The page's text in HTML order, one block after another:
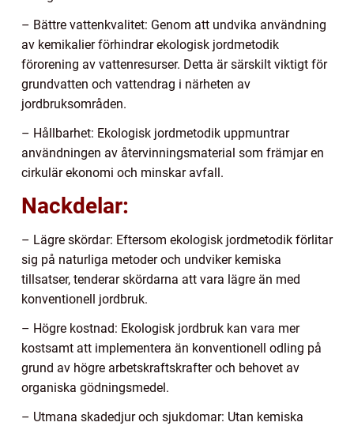
– Bättre vattenkvalitet: Genom att undvika användning
av kemikalier förhindrar ekologisk jordmetodik
förorening av vattenresurser. Detta är särskilt viktigt för
grundvatten och vattendrag i närheten av
jordbruksområden.
– Hållbarhet: Ekologisk jordmetodik uppmuntrar
användningen av återvinningsmaterial som främjar en
cirkulär ekonomi och minskar avfall.
Nackdelar:
– Lägre skördar: Eftersom ekologisk jordmetodik förlitar
sig på naturliga metoder och undviker kemiska
tillsatser, tenderar skördarna att vara lägre än med
konventionell jordbruk.
– Högre kostnad: Ekologisk jordbruk kan vara mer
kostsamt att implementera än konventionell odling på
grund av högre arbetskraftskrafter och behovet av
organiska gödningsmedel.
– Utmana skadedjur och sjukdomar: Utan kemiska